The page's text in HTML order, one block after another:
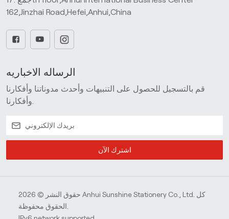
162,Jinzhai Road,Hefei,Anhui,China
الرساله الاخباريه
قم بالتسجيل للحصول على التنبيهات وأحدث مدوناتنا وأفكارنا
وأفكارنا.
اشترك الآن
حقوق النشر © 2026 Anhui Sunshine Stationery Co., Ltd. كل
الحقوق محفوظة.